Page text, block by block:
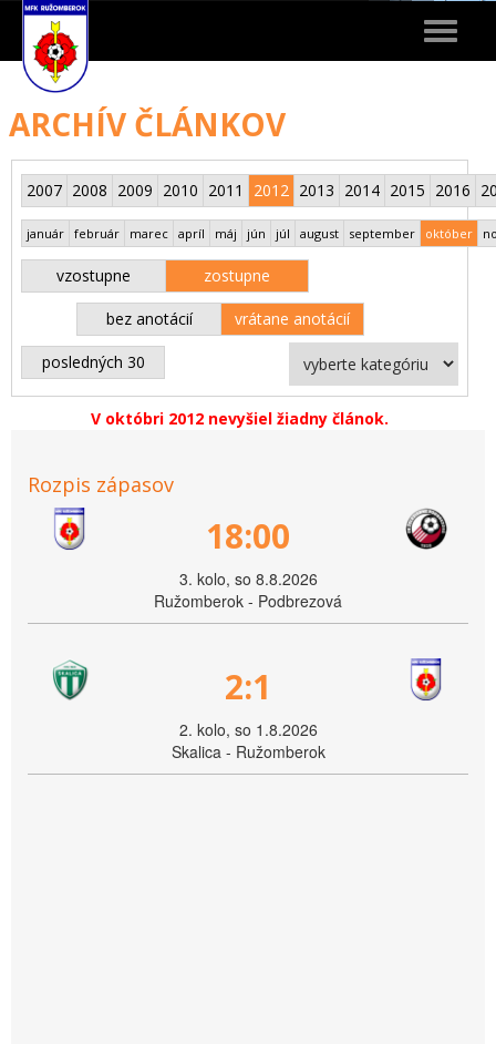
Toggle
ARCHÍV ČLÁNKOV
2007 2008 2009 2010 2011 2012 2013 2014 2015 2016
január február marec apríl máj jún júl august september október
vzostupne zostupne
bez anotácií vrátane anotácií
posledných 30
V októbri 2012 nevyšiel žiadny článok.
Rozpis zápasov
18:00
3. kolo, so 8.8.2026
Ružomberok - Podbrezová
2:1
2. kolo, so 1.8.2026
Skalica - Ružomberok